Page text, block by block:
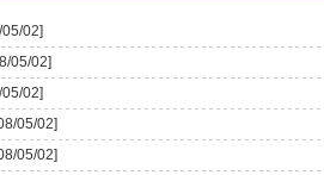
02]
05/02]
02]
05/02]
05/02]